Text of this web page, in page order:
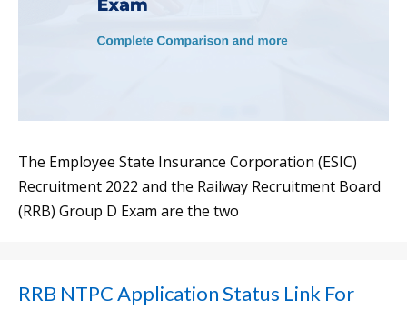
The Employee State Insurance Corporation (ESIC)
Recruitment 2022 and the Railway Recruitment Board
(RRB) Group D Exam are the two
RRB NTPC Application Status Link For